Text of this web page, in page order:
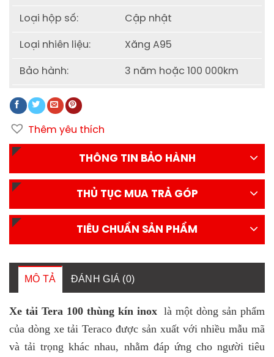
Loại hộp số: Cập nhật
Loại nhiên liệu: Xăng A95
Bảo hành: 3 năm hoặc 100 000km
Thêm yêu thích
THÔNG TIN BẢO HÀNH
THỦ TỤC MUA TRẢ GÓP
TIÊU CHUẨN SẢN PHẨM
MÔ TẢ ĐÁNH GIÁ (0)
Xe tải Tera 100 thùng kín inoxlà một dòng sản phẩm
của dòng xe tải Teraco được sản xuất với nhiều mẫu mã
và tải trọng khác nhau, nhằm đáp ứng cho người tiêu